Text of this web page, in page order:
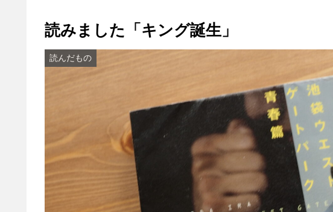
読みました「キング誕生」
読んだもの